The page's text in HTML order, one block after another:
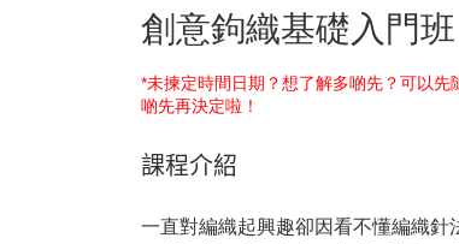
創意鉤織基礎入門班
*未揀定時間日期？想了解多啲先？可以
啲先再決定啦！
課程介紹
一直對編織起興趣卻因看不懂編織